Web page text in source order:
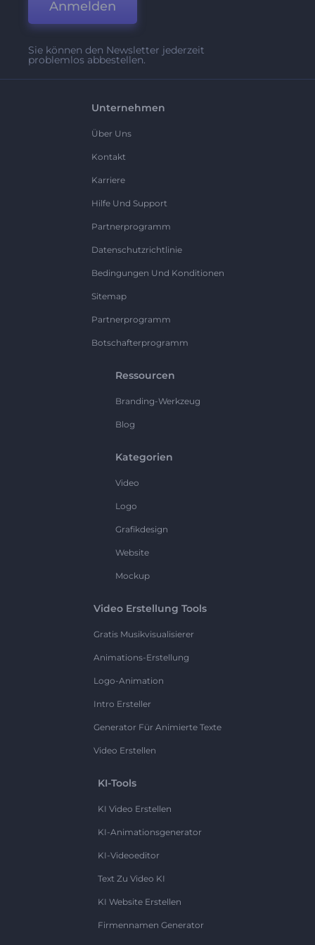
Anmelden
Sie können den Newsletter jederzeit
problemlos abbestellen.
Unternehmen
Über Uns
Kontakt
Karriere
Hilfe Und Support
Partnerprogramm
Datenschutzrichtlinie
Bedingungen Und Konditionen
Sitemap
Partnerprogramm
Botschafterprogramm
Ressourcen
Branding-Werkzeug
Blog
Kategorien
Video
Logo
Grafikdesign
Website
Mockup
Video Erstellung Tools
Gratis Musikvisualisierer
Animations-Erstellung
Logo-Animation
Intro Ersteller
Generator Für Animierte Texte
Video Erstellen
KI-Tools
KI Video Erstellen
KI-Animationsgenerator
KI-Videoeditor
Text Zu Video KI
KI Website Erstellen
Firmennamen Generator